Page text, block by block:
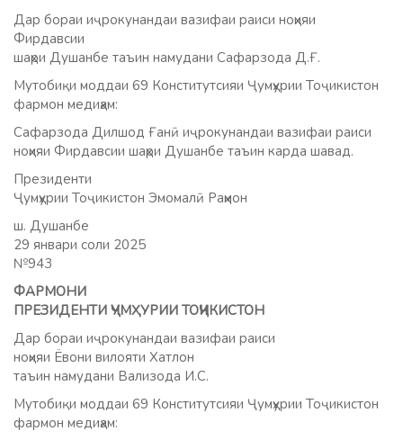
Дар бораи иҷрокунандаи вазифаи раиси ноҳияи
Фирдавсии
шаҳри Душанбе таъин намудани Сафарзода Д.Ғ.
Мутобиқи моддаи 69 Конститутсияи Ҷумҳурии Тоҷикистон
фармон медиҳам:
Сафарзода Дилшод Ғанӣ иҷрокунандаи вазифаи раиси
ноҳияи Фирдавсии шаҳри Душанбе таъин карда шавад.
Президенти
Ҷумҳурии Тоҷикистон Эмомалӣ Раҳмон
ш. Душанбе
29 январи соли 2025
№943
ФАРМОНИ
ПРЕЗИДЕНТИ ҶУМҲУРИИ ТОҶИКИСТОН
Дар бораи иҷрокунандаи вазифаи раиси
ноҳияи Ёвони вилояти Хатлон
таъин намудани Вализода И.С.
Мутобиқи моддаи 69 Конститутсияи Ҷумҳурии Тоҷикистон
фармон медиҳам: